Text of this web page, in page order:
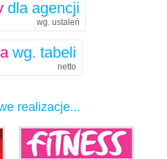
dla agencji
wg. ustaleń
wg. tabeli
netto
realizacje...